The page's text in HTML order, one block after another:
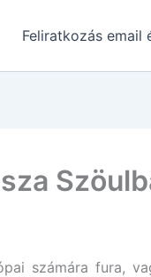
Feliratkozás email
számára fura,